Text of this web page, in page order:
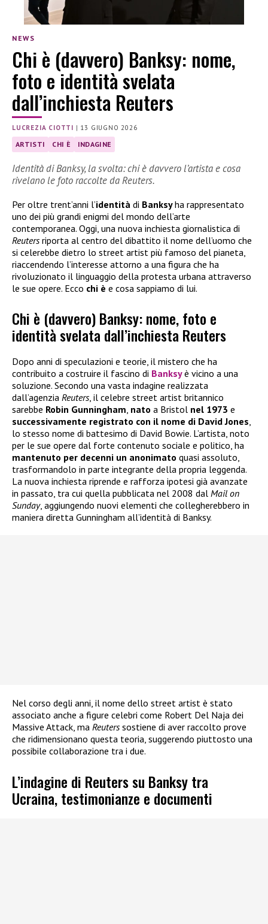
NEWS
Chi è (davvero) Banksy: nome,
foto e identità svelata
dall’inchiesta Reuters
LUCREZIA CIOTTI | 13 GIUGNO 2026
ARTISTI CHI È INDAGINE
Identità di Banksy, la svolta: chi è davvero l’artista e cosa
rivelano le foto raccolte da Reuters.
Per oltre trent’anni l’identità di Banksyha rappresentato
uno dei più grandi enigmi del mondo dell’arte
contemporanea. Oggi, una nuova inchiesta giornalistica di
Reutersriporta al centro del dibattito il nome dell’uomo che
si celerebbe dietro lo street artist più famoso del pianeta,
riaccendendo l’interesse attorno a una figura che ha
rivoluzionato il linguaggio della protesta urbana attraverso
le sue opere. Ecco chi è e cosa sappiamo di lui.
Chi è (davvero) Banksy: nome, foto e
identità svelata dall’inchiesta Reuters
Dopo anni di speculazioni e teorie, il mistero che ha
contribuito a costruire il fascino di Banksyè vicino a una
soluzione. Secondo una vasta indagine realizzata
dall’agenzia Reuters, il celebre street artist britannico
sarebbe Robin Gunningham, nato a Bristol nel 1973 e
successivamente registrato con il nome di David Jones,
lo stesso nome di battesimo di David Bowie. L’artista, noto
per le sue opere dal forte contenuto sociale e politico, ha
mantenuto per decenni un anonimato quasi assoluto,
trasformandolo in parte integrante della propria leggenda.
La nuova inchiesta riprende e rafforza ipotesi già avanzate
in passato, tra cui quella pubblicata nel 2008 dal Mail on
Sunday, aggiungendo nuovi elementi che collegherebbero in
maniera diretta Gunningham all’identità di Banksy.
Nel corso degli anni, il nome dello street artist è stato
associato anche a figure celebri come Robert Del Naja dei
Massive Attack, ma Reuterssostiene di aver raccolto prove
che ridimensionano questa teoria, suggerendo piuttosto una
possibile collaborazione tra i due.
L’indagine di Reuters su Banksy tra
Ucraina, testimonianze e documenti